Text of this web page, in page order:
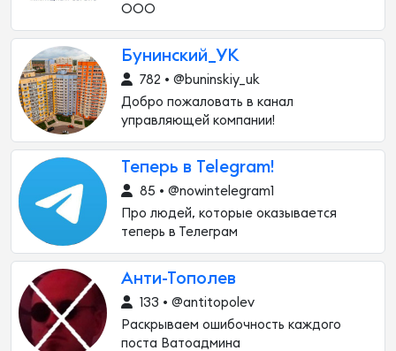
ООО
Бунинский_УК
782 • @buninskiy_uk
Добро пожаловать в канал
управляющей компании!
Теперь в Telegram!
85 • @nowintelegram1
Про людей, которые оказывается
теперь в Телеграм
Анти-Тополев
133 • @antitopolev
Раскрываем ошибочность каждого
поста Ватоадмина